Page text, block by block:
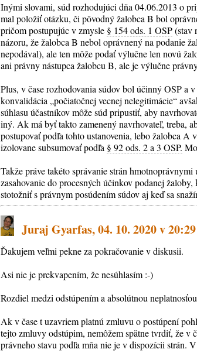
Inými slovami, súd rozhodujúci dňa 04.06.2013 o
mal položiť otázku, či pôvodný žalobca B bol
pričom postupujúc v zmysle § 154 ods. 1 OSP(stav
názoru, že žalobca B nebol oprávnený na podanie
nepodával), ale ten môže podať výlučne len novú
ani právny nástupca žalobcu B, ale je výlučne
Plus, v čase rozhodovania súdov bol účinný OSP a
konvalidácia „počiatočnej vecnej nelegitimácie“
súhlasu účastníkov môže súd pripustiť, aby
iný. Ak má byť takto zamenený navrhovateľ, treba,
postupovať podľa tohto ustanovenia, lebo žalobca
izolovane subsumovať podľa § 92 ods. 2 a 3 OSP.
Takže práve takéto správanie strán
zasahovanie do procesných účinkov podanej
stotožniť s právnym posúdením súdov aj keď sa
Juraj Gyarfas, 04. 10. 2020 v
Ďakujem veľmi pekne za pokračovanie v diskusii.
Asi nie je prekvapením, že nesúhlasím :-)
Rozdiel medzi odstúpením a absolútnou
Ak v čase t uzavriem platnú zmluvu o postúpení
tejto zmluvy odstúpim, nemôžem spätne tvrdiť, že v
právneho stavu podľa mňa nie je v dispozícii strán.